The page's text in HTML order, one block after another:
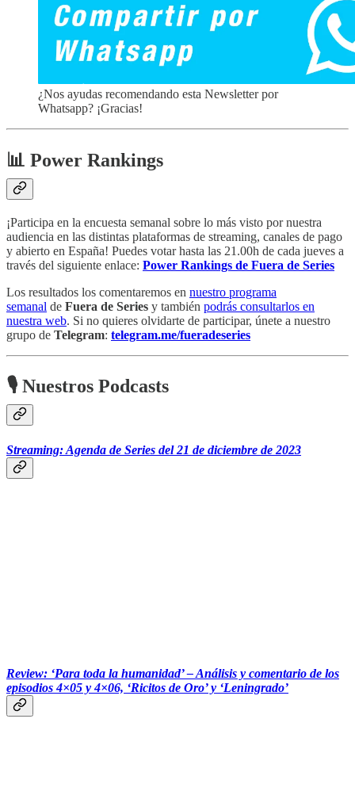
¿Nos ayudas recomendando esta Newsletter por
Whatsapp? ¡Gracias!
📊 Power Rankings
¡Participa en la encuesta semanal sobre lo más visto por nuestra
audiencia en las distintas plataformas de streaming, canales de pago
y abierto en España! Puedes votar hasta las 21.00h de cada jueves a
través del siguiente enlace: Power Rankings de Fuera de Series
Los resultados los comentaremos en nuestro programa
semanal de Fuera de Series y también podrás consultarlos en
nuestra web. Si no quieres olvidarte de participar, únete a nuestro
grupo de Telegram: telegram.me/fueradeseries
🎙 Nuestros Podcasts
Streaming: Agenda de Series del 21 de diciembre de 2023
Review: ‘Para toda la humanidad’ – Análisis y comentario de los
episodios 4×05 y 4×06, ‘Ricitos de Oro’ y ‘Leningrado’